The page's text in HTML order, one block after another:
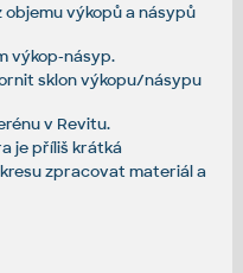
výkopů a násypů
výkop-násyp.
sklon výkopu/násypu
v Revitu.
je příliš krátká
zpracovat materiál a